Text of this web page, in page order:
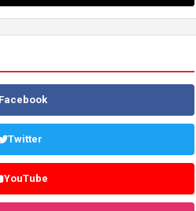
Facebook
Twitter
YouTube